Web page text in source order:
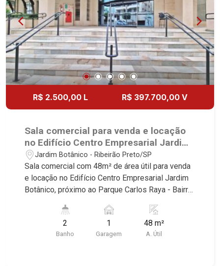
R$ 2.500,00 L R$ 397.700,00 V
Sala comercial para venda e locação
no Edifício Centro Empresarial Jardim
Botânico, próximo ao Parque Carlos
Raya - Ribeirão Preto/SP.
Jardim Botânico - Ribeirão Preto/SP
Sala comercial com 48m² de área útil para venda
e locação no Edifício Centro Empresarial Jardim
Botânico, próximo ao Parque Carlos Raya - Bairro
características deste imóvel que a Martinelli
Imobiliária selecionou para você: - 48m² de área
útil - 2 WCs masculino e feminino - Copa - 1 vaga
2
Banho
1
Garagem
48 m²
A. Útil